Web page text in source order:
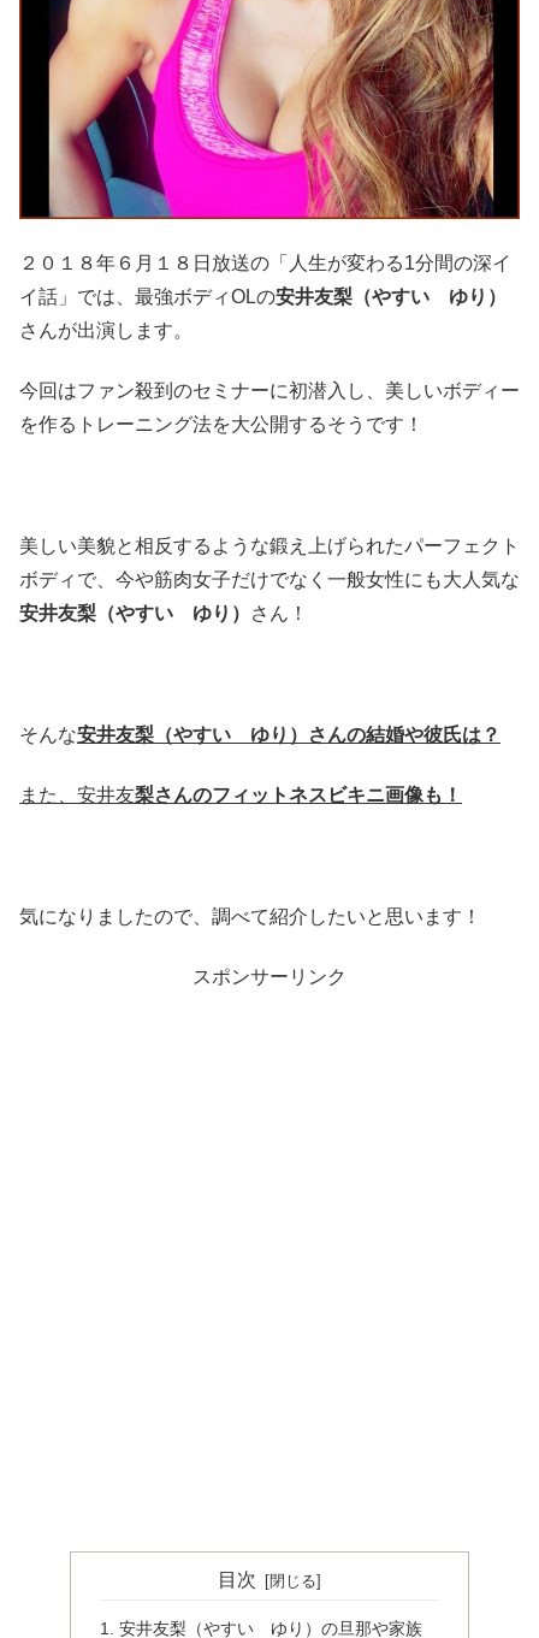
２０１８年６月１８日放送の「人生が変わる1分間の深イ
イ話」では、最強ボディOLの安井友梨（やすい ゆり）
さんが出演します。
今回はファン殺到のセミナーに初潜入し、美しいボディー
を作るトレーニング法を大公開するそうです！
美しい美貌と相反するような鍛え上げられたパーフェクト
ボディで、今や筋肉女子だけでなく一般女性にも大人気な
安井友梨（やすい ゆり）
さん！
そんな安井友梨（やすい ゆり）さんの結婚や彼氏は？
また、安井友梨さんのフィットネスビキニ画像も ！
気になりましたので、調べて紹介したいと思います！
スポンサーリンク
目次
安井友梨（やすい ゆり）の旦那や家族